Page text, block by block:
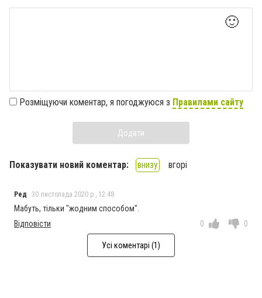
🙂
Розміщуючи коментар, я погоджуюся з Правилами сайту
Додати
Показувати новий коментар: внизу вгорі
Ред 30 листопада 2020 р., 12:48
Мабуть, тільки "жодним способом".
Відповісти
0 0
Усі коментарі (1)